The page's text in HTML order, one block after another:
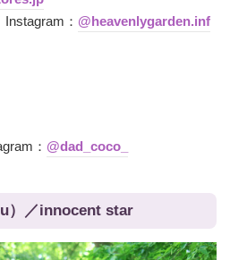
Instagram： @heavenlygarden.inf
： @dad_coco_
）／innocent star